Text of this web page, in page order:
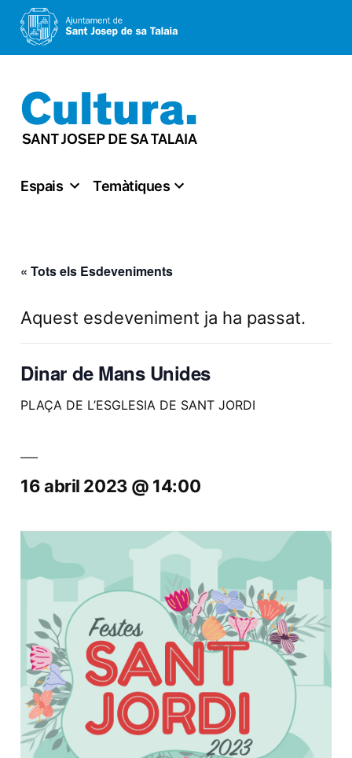
al
contingut
Espais Temàtiques
« Tots els Esdeveniments
Aquest esdeveniment ja ha passat.
Dinar de Mans Unides
PLAÇA DE L’ESGLESIA DE SANT JORDI
16 abril 2023 @ 14:00